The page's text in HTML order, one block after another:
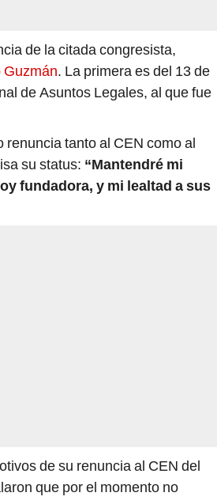
de la citada congresista,
Guzmán. La primera es del 13 de
de Asuntos Legales, al que fue
renuncia tanto al CEN como al
su status: “Mantendré mi
fundadora, y mi lealtad a sus
de su renuncia al CEN del
que por el momento no